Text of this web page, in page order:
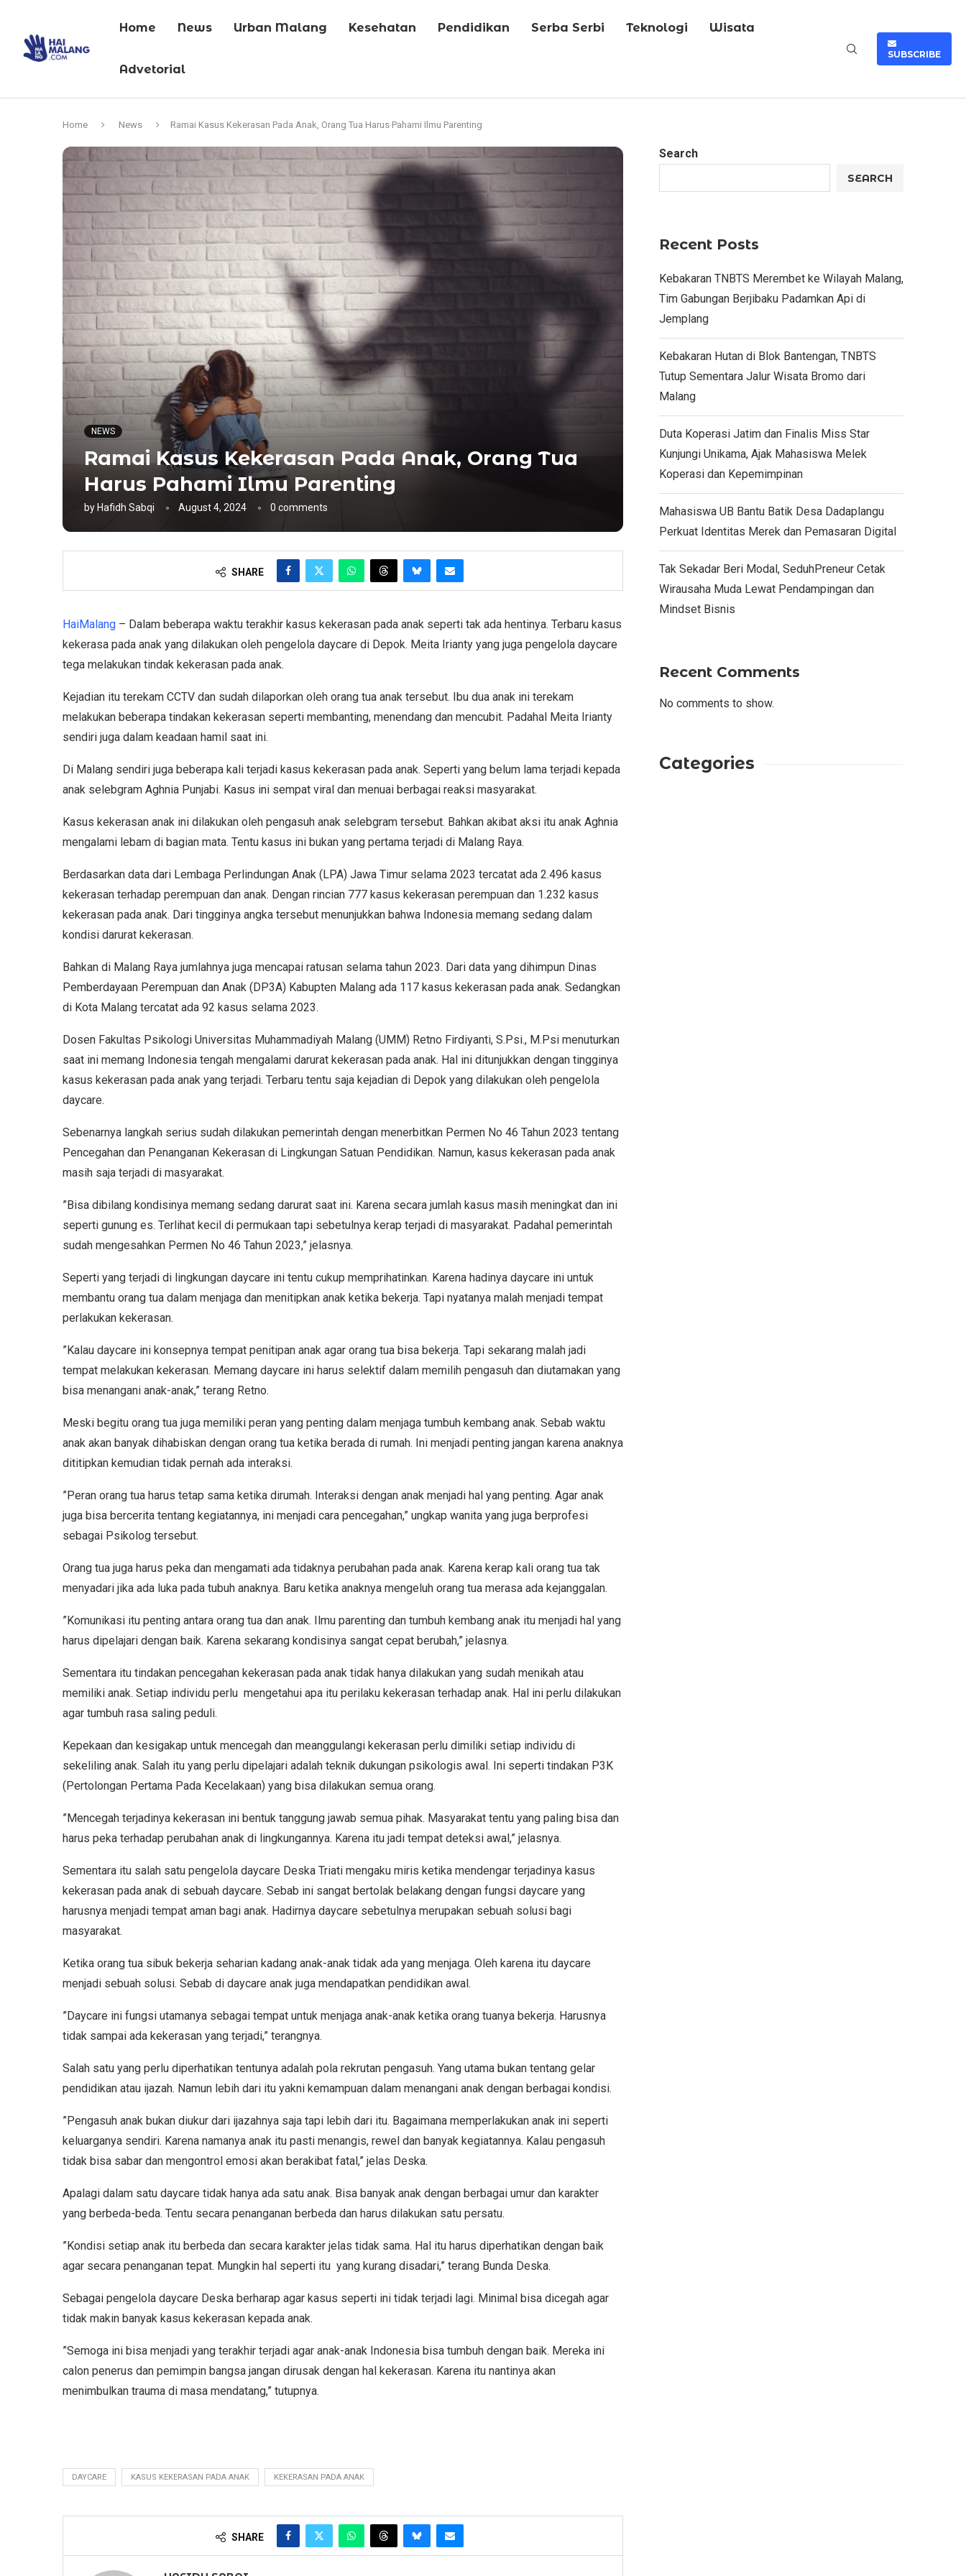
Home News Urban Malang Kesehatan Pendidikan Serba Serbi Teknologi Wisata
Advetorial
SUBSCRIBE
Home News Ramai Kasus Kekerasan Pada Anak, Orang Tua Harus Pahami Ilmu Parenting
NEWS
Ramai Kasus Kekerasan Pada Anak, Orang Tua
Harus Pahami Ilmu Parenting
by Hafidh Sabqi August 4, 2024 0 comments
SHARE
HaiMalang – Dalam beberapa waktu terakhir kasus kekerasan pada anak seperti tak ada hentinya. Terbaru kasus
kekerasa pada anak yang dilakukan oleh pengelola daycare di Depok. Meita Irianty yang juga pengelola daycare
tega melakukan tindak kekerasan pada anak.
Kejadian itu terekam CCTV dan sudah dilaporkan oleh orang tua anak tersebut. Ibu dua anak ini terekam
melakukan beberapa tindakan kekerasan seperti membanting, menendang dan mencubit. Padahal Meita Irianty
sendiri juga dalam keadaan hamil saat ini.
Di Malang sendiri juga beberapa kali terjadi kasus kekerasan pada anak. Seperti yang belum lama terjadi kepada
anak selebgram Aghnia Punjabi. Kasus ini sempat viral dan menuai berbagai reaksi masyarakat.
Kasus kekerasan anak ini dilakukan oleh pengasuh anak selebgram tersebut. Bahkan akibat aksi itu anak Aghnia
mengalami lebam di bagian mata. Tentu kasus ini bukan yang pertama terjadi di Malang Raya.
Berdasarkan data dari Lembaga Perlindungan Anak (LPA) Jawa Timur selama 2023 tercatat ada 2.496 kasus
kekerasan terhadap perempuan dan anak. Dengan rincian 777 kasus kekerasan perempuan dan 1.232 kasus
kekerasan pada anak. Dari tingginya angka tersebut menunjukkan bahwa Indonesia memang sedang dalam
kondisi darurat kekerasan.
Bahkan di Malang Raya jumlahnya juga mencapai ratusan selama tahun 2023. Dari data yang dihimpun Dinas
Pemberdayaan Perempuan dan Anak (DP3A) Kabupten Malang ada 117 kasus kekerasan pada anak. Sedangkan
di Kota Malang tercatat ada 92 kasus selama 2023.
Dosen Fakultas Psikologi Universitas Muhammadiyah Malang (UMM) Retno Firdiyanti, S.Psi., M.Psi menuturkan
saat ini memang Indonesia tengah mengalami darurat kekerasan pada anak. Hal ini ditunjukkan dengan tingginya
kasus kekerasan pada anak yang terjadi. Terbaru tentu saja kejadian di Depok yang dilakukan oleh pengelola
daycare.
Sebenarnya langkah serius sudah dilakukan pemerintah dengan menerbitkan Permen No 46 Tahun 2023 tentang
Pencegahan dan Penanganan Kekerasan di Lingkungan Satuan Pendidikan. Namun, kasus kekerasan pada anak
masih saja terjadi di masyarakat.
”Bisa dibilang kondisinya memang sedang darurat saat ini. Karena secara jumlah kasus masih meningkat dan ini
seperti gunung es. Terlihat kecil di permukaan tapi sebetulnya kerap terjadi di masyarakat. Padahal pemerintah
sudah mengesahkan Permen No 46 Tahun 2023,” jelasnya.
Seperti yang terjadi di lingkungan daycare ini tentu cukup memprihatinkan. Karena hadinya daycare ini untuk
membantu orang tua dalam menjaga dan menitipkan anak ketika bekerja. Tapi nyatanya malah menjadi tempat
perlakukan kekerasan.
”Kalau daycare ini konsepnya tempat penitipan anak agar orang tua bisa bekerja. Tapi sekarang malah jadi
tempat melakukan kekerasan. Memang daycare ini harus selektif dalam memilih pengasuh dan diutamakan yang
bisa menangani anak-anak,” terang Retno.
Meski begitu orang tua juga memiliki peran yang penting dalam menjaga tumbuh kembang anak. Sebab waktu
anak akan banyak dihabiskan dengan orang tua ketika berada di rumah. Ini menjadi penting jangan karena anaknya
dititipkan kemudian tidak pernah ada interaksi.
”Peran orang tua harus tetap sama ketika dirumah. Interaksi dengan anak menjadi hal yang penting. Agar anak
juga bisa bercerita tentang kegiatannya, ini menjadi cara pencegahan,” ungkap wanita yang juga berprofesi
sebagai Psikolog tersebut.
Orang tua juga harus peka dan mengamati ada tidaknya perubahan pada anak. Karena kerap kali orang tua tak
menyadari jika ada luka pada tubuh anaknya. Baru ketika anaknya mengeluh orang tua merasa ada kejanggalan.
”Komunikasi itu penting antara orang tua dan anak. Ilmu parenting dan tumbuh kembang anak itu menjadi hal yang
harus dipelajari dengan baik. Karena sekarang kondisinya sangat cepat berubah,” jelasnya.
Sementara itu tindakan pencegahan kekerasan pada anak tidak hanya dilakukan yang sudah menikah atau
memiliki anak. Setiap individu perlu mengetahui apa itu perilaku kekerasan terhadap anak. Hal ini perlu dilakukan
agar tumbuh rasa saling peduli.
Kepekaan dan kesigakap untuk mencegah dan meanggulangi kekerasan perlu dimiliki setiap individu di
sekeliling anak. Salah itu yang perlu dipelajari adalah teknik dukungan psikologis awal. Ini seperti tindakan P3K
(Pertolongan Pertama Pada Kecelakaan) yang bisa dilakukan semua orang.
”Mencegah terjadinya kekerasan ini bentuk tanggung jawab semua pihak. Masyarakat tentu yang paling bisa dan
harus peka terhadap perubahan anak di lingkungannya. Karena itu jadi tempat deteksi awal,” jelasnya.
Sementara itu salah satu pengelola daycare Deska Triati mengaku miris ketika mendengar terjadinya kasus
kekerasan pada anak di sebuah daycare. Sebab ini sangat bertolak belakang dengan fungsi daycare yang
harusnya menjadi tempat aman bagi anak. Hadirnya daycare sebetulnya merupakan sebuah solusi bagi
masyarakat.
Ketika orang tua sibuk bekerja seharian kadang anak-anak tidak ada yang menjaga. Oleh karena itu daycare
menjadi sebuah solusi. Sebab di daycare anak juga mendapatkan pendidikan awal.
”Daycare ini fungsi utamanya sebagai tempat untuk menjaga anak-anak ketika orang tuanya bekerja. Harusnya
tidak sampai ada kekerasan yang terjadi,” terangnya.
Salah satu yang perlu diperhatikan tentunya adalah pola rekrutan pengasuh. Yang utama bukan tentang gelar
pendidikan atau ijazah. Namun lebih dari itu yakni kemampuan dalam menangani anak dengan berbagai kondisi.
”Pengasuh anak bukan diukur dari ijazahnya saja tapi lebih dari itu. Bagaimana memperlakukan anak ini seperti
keluarganya sendiri. Karena namanya anak itu pasti menangis, rewel dan banyak kegiatannya. Kalau pengasuh
tidak bisa sabar dan mengontrol emosi akan berakibat fatal,” jelas Deska.
Apalagi dalam satu daycare tidak hanya ada satu anak. Bisa banyak anak dengan berbagai umur dan karakter
yang berbeda-beda. Tentu secara penanganan berbeda dan harus dilakukan satu persatu.
”Kondisi setiap anak itu berbeda dan secara karakter jelas tidak sama. Hal itu harus diperhatikan dengan baik
agar secara penanganan tepat. Mungkin hal seperti itu yang kurang disadari,” terang Bunda Deska.
Sebagai pengelola daycare Deska berharap agar kasus seperti ini tidak terjadi lagi. Minimal bisa dicegah agar
tidak makin banyak kasus kekerasan kepada anak.
”Semoga ini bisa menjadi yang terakhir terjadi agar anak-anak Indonesia bisa tumbuh dengan baik. Mereka ini
calon penerus dan pemimpin bangsa jangan dirusak dengan hal kekerasan. Karena itu nantinya akan
menimbulkan trauma di masa mendatang,” tutupnya.
DAYCARE KASUS KEKERASAN PADA ANAK KEKERASAN PADA ANAK
SHARE
Search
SEARCH
Recent Posts
Kebakaran TNBTS Merembet ke Wilayah Malang,
Tim Gabungan Berjibaku Padamkan Api di
Jemplang
Kebakaran Hutan di Blok Bantengan, TNBTS
Tutup Sementara Jalur Wisata Bromo dari
Malang
Duta Koperasi Jatim dan Finalis Miss Star
Kunjungi Unikama, Ajak Mahasiswa Melek
Koperasi dan Kepemimpinan
Mahasiswa UB Bantu Batik Desa Dadaplangu
Perkuat Identitas Merek dan Pemasaran Digital
Tak Sekadar Beri Modal, SeduhPreneur Cetak
Wirausaha Muda Lewat Pendampingan dan
Mindset Bisnis
Recent Comments
No comments to show.
Categories